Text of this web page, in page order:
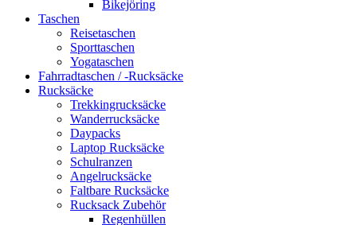
Bikejöring
Taschen
Reisetaschen
Sporttaschen
Yogataschen
Fahrradtaschen / -Rucksäcke
Rucksäcke
Trekkingrucksäcke
Wanderrucksäcke
Daypacks
Laptop Rucksäcke
Schulranzen
Angelrucksäcke
Faltbare Rucksäcke
Rucksack Zubehör
Regenhüllen